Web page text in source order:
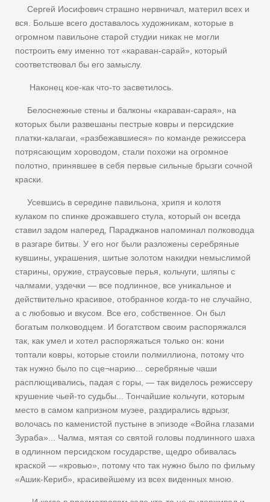
Сергей Иосифович страшно нервничал, материл всех и
вся. Больше всего доставалось художникам, которые в
огромном павильоне старой студии никак не могли
построить ему именно тот «караван-сарай», который
соответствовал бы его замыслу.
Наконец кое-как что-то засветилось.
Белоснежные стены и балконы «караван-сарая», на
которых были развешаны пестрые ковры и персидские
платки-калагаи, «разбежавшиеся» по команде режиссера
потрясающим хороводом, стали похожи на огромное
полотно, принявшее в себя первые сильные брызги сочной
краски.
Усевшись в середине павильона, хрипя и колотя
кулаком по спинке дрожавшего стула, который он всегда
ставил задом наперед, Параджанов напоминал полководца
в разгаре битвы. У его ног были разложены серебряные
кувшины, украшения, шитые золотом накидки немыслимой
старины, оружие, страусовые перья, кольчуги, шляпы с
чалмами, уздечки — все подлинное, все уникальное и
действительно красивое, отобранное когда-то не случайно,
а с любовью и вкусом. Все его, собственное. Он был
богатым полководцем. И богатством своим распоряжался
так, как умел и хотел распоряжаться только он: кони
топтали ковры, которые стоили полмиллиона, потому что
так нужно было по сце¬нарию... серебряные чаши
расплющивались, падая с горы, — так виделось режиссеру
крушение чьей-то судьбы... Тончайшие кольчуги, которым
место в самом капризном музее, раздирались вдрызг,
волочась по каменистой пустыне в эпизоде «Война глазами
Зураба»... Чалма, мятая со святой головы подлинного шаха
в одлинном персидском государстве, щедро обивалась
краской — «кровью», потому что так нужно было по фильму
«Ашик-Кериб», красивейшему из всех виденных мною.